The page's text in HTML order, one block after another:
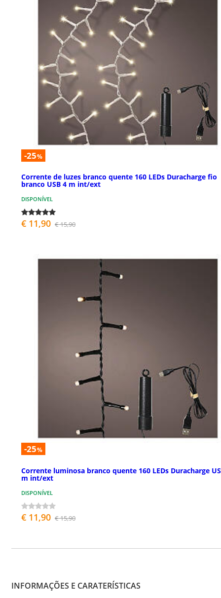
-25%
Corrente de luzes branco quente 160 LEDs Duracharge fio
branco USB 4 m int/ext
DISPONÍVEL
€ 11,90 € 15,90
-25%
Corrente luminosa branco quente 160 LEDs Duracharge
m int/ext
DISPONÍVEL
€ 11,90 € 15,90
INFORMAÇÕES E CARATERÍSTICAS